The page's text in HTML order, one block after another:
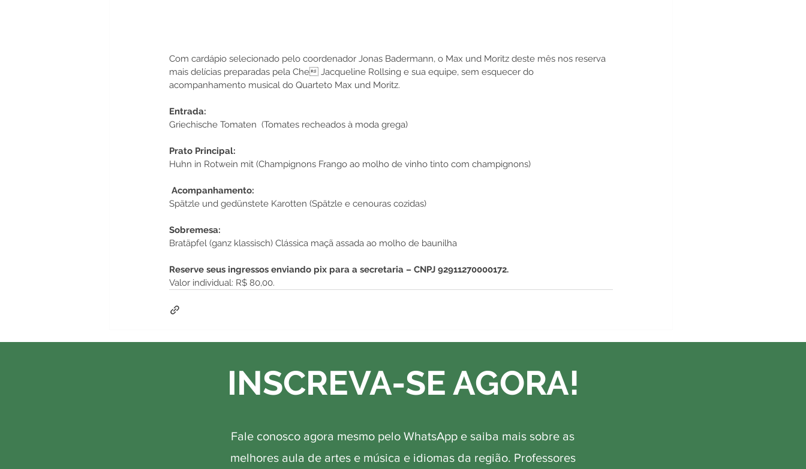
Com cardápio selecionado pelo coordenador Jonas Badermann, o Max und Moritz deste mês nos reserva
mais delícias preparadas pela Che Jacqueline Rollsing e sua equipe, sem esquecer do
acompanhamento musical do Quarteto Max und Moritz.
Entrada:
Griechische Tomaten  (Tomates recheados à moda grega)
Prato Principal:
Huhn in Rotwein mit (Champignons Frango ao molho de vinho tinto com champignons)
Acompanhamento:
Spätzle und gedünstete Karotten (Spätzle e cenouras cozidas)
Sobremesa:
Bratäpfel (ganz klassisch) Clássica maçã assada ao molho de baunilha
Reserve seus ingressos enviando pix para a secretaria – CNPJ 92911270000172.
Valor individual: R$ 80,00.
INSCREVA-SE AGORA!
Fale conosco agora mesmo pelo WhatsApp e saiba mais sobre as
melhores aula de artes e música e idiomas da região. Professores